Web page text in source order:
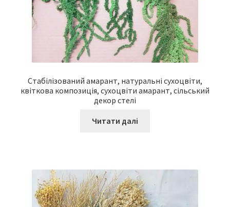
Стабілізований амарант, натуральні сухоцвіти,
квіткова композиція, сухоцвіти амарант, сільський
декор стелі
Читати далі